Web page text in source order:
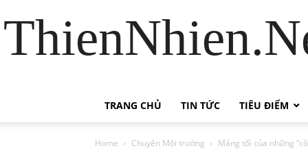
TRANG CHỦ TIN TỨC TIÊU ĐIỂM
Home Chuyện Môi trường Mảng tối của những